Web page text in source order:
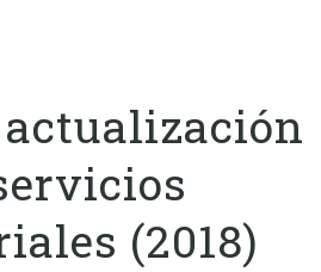
actualización
(2018)